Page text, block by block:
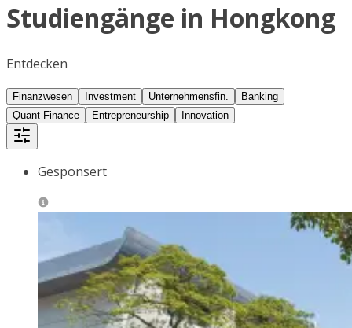
Studiengänge in Hongkong
Entdecken
Finanzwesen Investment Unternehmensfin.
Banking
Quant Finance
Entrepreneurship Innovation
Gesponsert